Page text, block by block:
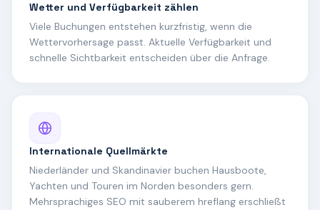
Wetter und Verfügbarkeit zählen
Viele Buchungen entstehen kurzfristig, wenn die
Wettervorhersage passt. Aktuelle Verfügbarkeit und
schnelle Sichtbarkeit entscheiden über die Anfrage.
Internationale Quellmärkte
Niederländer und Skandinavier buchen Hausboote,
Yachten und Touren im Norden besonders gern.
Mehrsprachiges SEO mit sauberem hreflang erschließt